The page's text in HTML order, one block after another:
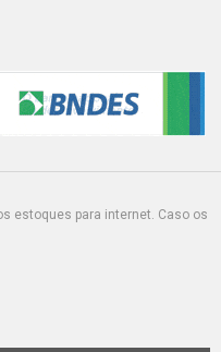
estoques para internet. Caso os